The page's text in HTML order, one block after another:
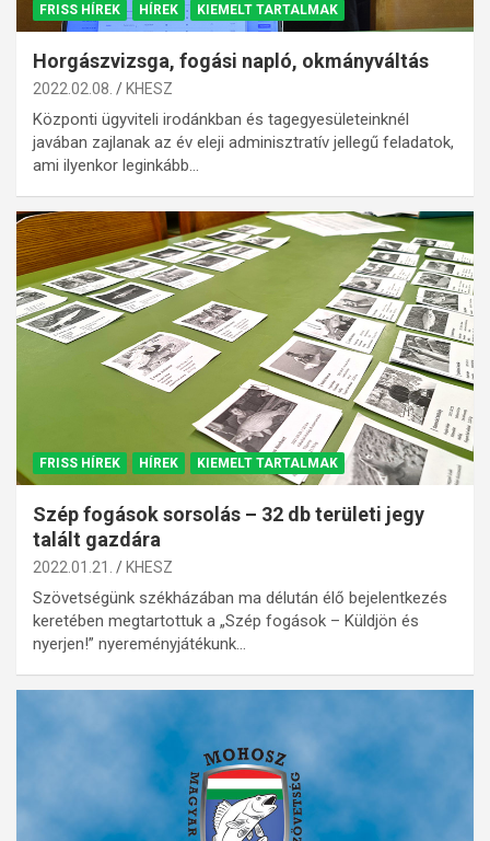
FRISS HÍREK HÍREK KIEMELT TARTALMAK
Horgászvizsga, fogási napló, okmányváltás
2022.02.08. KHESZ
Központi ügyviteli irodánkban és tagegyesületeinknél
javában zajlanak az év eleji adminisztratív jellegű feladatok,
ami ilyenkor leginkább…
FRISS HÍREK HÍREK KIEMELT TARTALMAK
Szép fogások sorsolás – 32 db területi jegy
talált gazdára
2022.01.21. KHESZ
Szövetségünk székházában ma délután élő bejelentkezés
keretében megtartottuk a „Szép fogások – Küldjön és
nyerjen!” nyereményjátékunk…